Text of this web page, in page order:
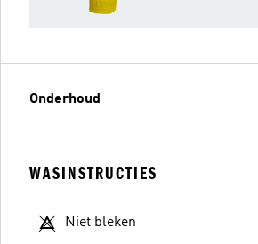
Onderhoud
WASINSTRUCTIES
Niet bleken